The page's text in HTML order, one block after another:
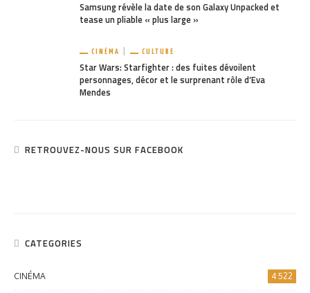
Samsung révèle la date de son Galaxy Unpacked et
tease un pliable « plus large »
CINÉMA CULTURE
Star Wars: Starfighter : des fuites dévoilent
personnages, décor et le surprenant rôle d’Eva
Mendes
RETROUVEZ-NOUS SUR FACEBOOK
CATEGORIES
CINÉMA 4 522